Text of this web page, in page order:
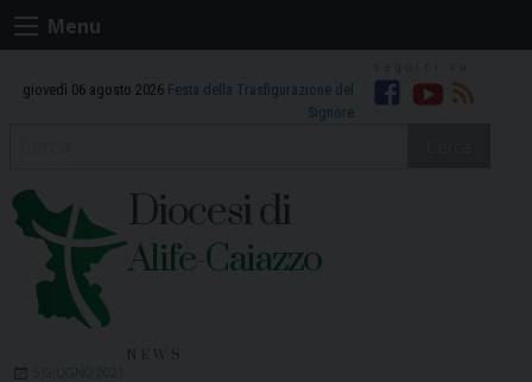
Skip
to
Menu
giovedì 06 agosto 2026 Festa della Trasfigurazione del
Signore
Facebook
Youtube
RSS
Diocesi di
Alife-Caiazzo
5 GIUGNO 2021